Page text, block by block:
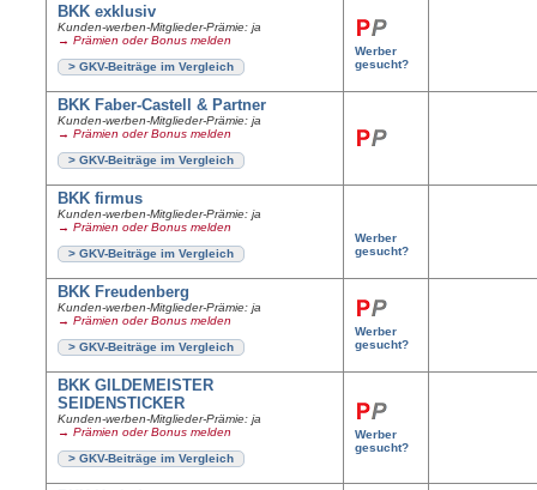
BKK exklusiv
Kunden-werben-Mitglieder-Prämie: ja
→ Prämien oder Bonus melden
> GKV-Beiträge im Vergleich
Werber
gesucht?
BKK Faber-Castell & Partner
Kunden-werben-Mitglieder-Prämie: ja
→ Prämien oder Bonus melden
> GKV-Beiträge im Vergleich
BKK firmus
Kunden-werben-Mitglieder-Prämie: ja
→ Prämien oder Bonus melden
> GKV-Beiträge im Vergleich
Werber
gesucht?
BKK Freudenberg
Kunden-werben-Mitglieder-Prämie: ja
→ Prämien oder Bonus melden
> GKV-Beiträge im Vergleich
Werber
gesucht?
BKK GILDEMEISTER
SEIDENSTICKER
Kunden-werben-Mitglieder-Prämie: ja
→ Prämien oder Bonus melden
> GKV-Beiträge im Vergleich
Werber
gesucht?